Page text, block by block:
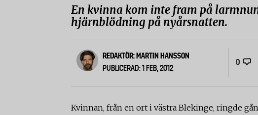
En kvinna kom inte fram på
hjärnblödning på nyårsnatten.
REDAKTÖR: MARTIN HANSSON
PUBLICERAD: 1 FEB, 2012
0
Kvinnan, från en ort i västra Blekinge, ringde